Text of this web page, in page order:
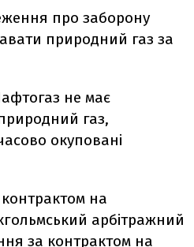
про заборону
природний газ за
не має
газ,
окуповані
на
арбітражний
за контрактом на